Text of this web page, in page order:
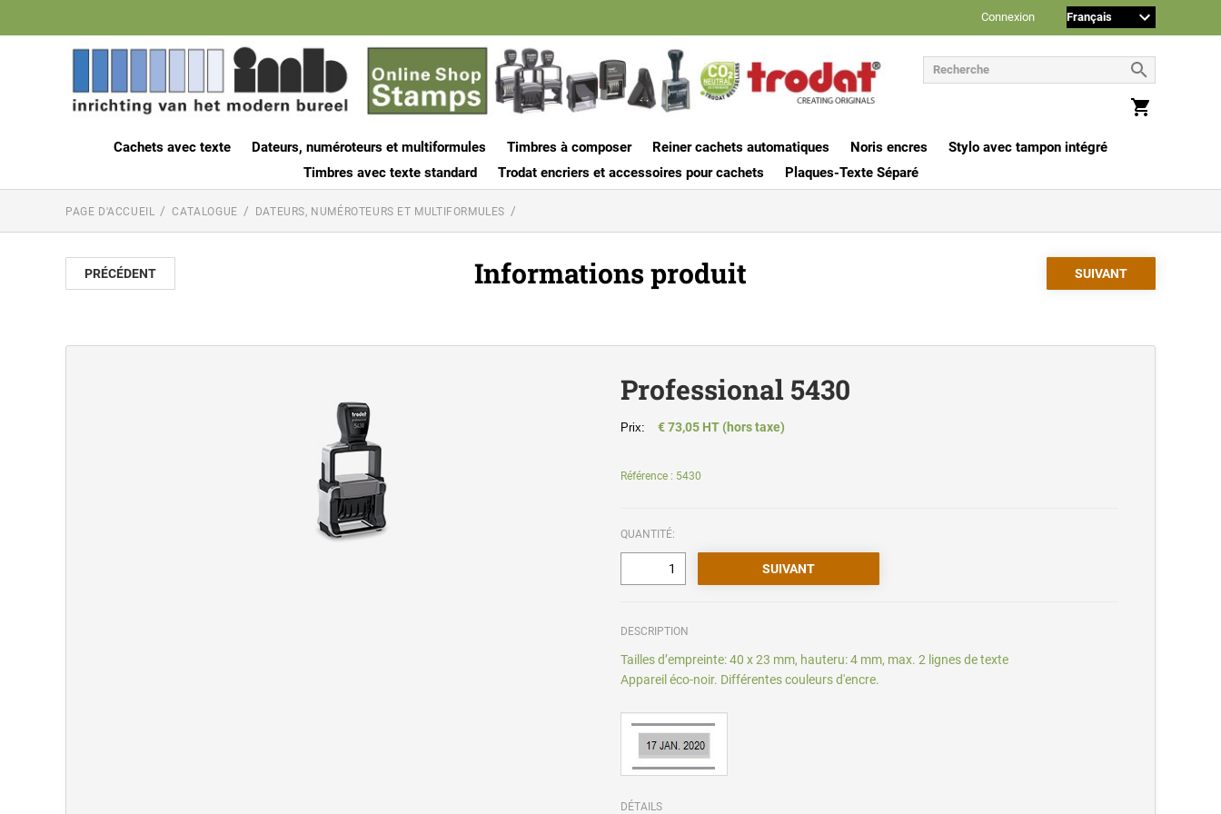
Connexion
Cachets avec texte Dateurs, numéroteurs et multiformules Timbres à composer Reiner cachets automatiques Noris encres
Stylo avec tampon intégré
Timbres avec texte standard
Trodat encriers et accessoires pour cachets Plaques-Texte Séparé
PAGE D'ACCUEIL CATALOGUE DATEURS, NUMÉROTEURS ET MULTIFORMULES
PRÉCÉDENT Informations produit
Professional 5430
Prix: € 73,05 HT (hors taxe)
Référence : 5430
QUANTITÉ:
DESCRIPTION
Tailles d’empreinte: 40 x 23 mm, hauteru: 4 mm, max. 2 lignes de texte
Appareil éco-noir. Différentes couleurs d'encre.
DÉTAILS